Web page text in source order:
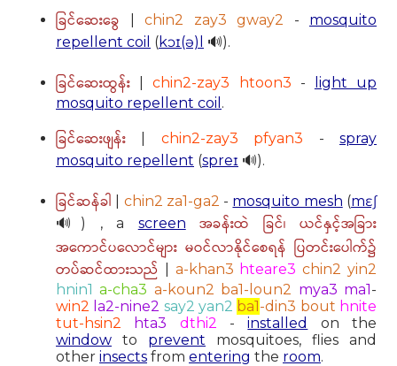
ခြင်ဆေးခွေ chin2 zay3 gway2 - mosquito
repellent coil (kɔɪ(ə)l 🔊).
ခြင်ဆေးထွန်း |chin2-zay3 htoon3 -
light up
mosquito repellent coil .
ခြင်ဆေးဖျန်း chin2-zay3 pfyan3 -spray
mosquito repellent (spreɪ 🔊).
ခြင်ဆန်ခါ chin2 za1-ga2 - mosquito mesh (mɛʃ
🔊) , a screen
အခန်းထဲ ခြင်၊ ယင်နှင့်အခြား
အကောင်ပလောင်များ မဝင်လာနိုင်စေရန် ပြတင်းပေါက်၌
တပ်ဆင်ထားသည်
a-khan3 hteare3 chin2 yin2
hnin1 a-cha3 a-koun2 ba1-loun2 mya3 ma1-
win2 la2-nine2 say2 yan2 ba1-din3 bout hnite
tut-hsin2
hta3 dthi2 -installed
on the
window to prevent mosquitoes, flies and
other insects from entering the room.